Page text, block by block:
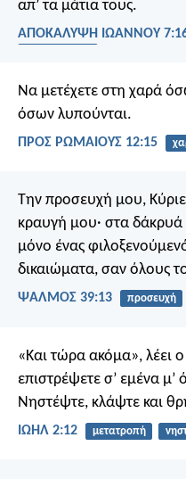
απ’ τα μάτια τους.
ΑΠΟΚΑΛΥΨΗ ΙΩΑΝΝΟΥ
Να μετέχετε στη χαρά
όσων λυπούνται.
ΠΡΟΣ ΡΩΜΑΙΟΥΣ 12:15
Την προσευχή μου,
κραυγή μου· στα δάκρυά
μόνο ένας
δικαιώματα, σαν όλους
ΨΑΛΜΌΣ 39:13 προσευχή
«Και τώρα ακόμα», λέει
επιστρέψετε σ’ εμένα μ’
Νηστέψτε, κλάψτε και
ΙΩΗΛ 2:12 μετατροπή